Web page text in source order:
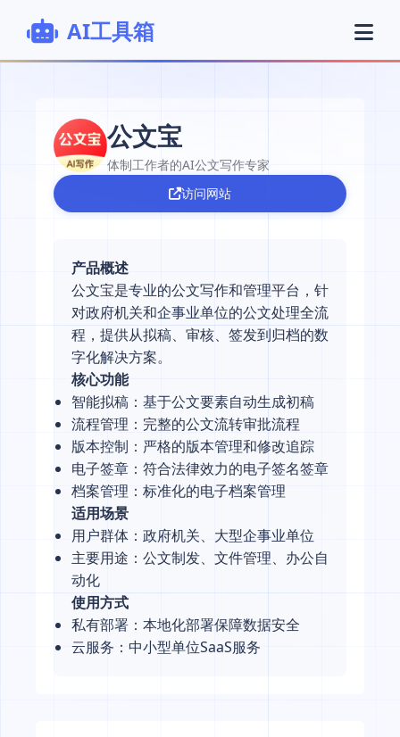
AI工具箱
公文宝
体制工作者的AI公文写作专家
访问网站
产品概述
公文宝是专业的公文写作和管理平台，针
对政府机关和企事业单位的公文处理全流
程，提供从拟稿、审核、签发到归档的数
字化解决方案。
核心功能
智能拟稿：基于公文要素自动生成初稿
流程管理：完整的公文流转审批流程
版本控制：严格的版本管理和修改追踪
电子签章：符合法律效力的电子签名签章
档案管理：标准化的电子档案管理
适用场景
用户群体：政府机关、大型企事业单位
主要用途：公文制发、文件管理、办公自
动化
使用方式
私有部署：本地化部署保障数据安全
云服务：中小型单位SaaS服务